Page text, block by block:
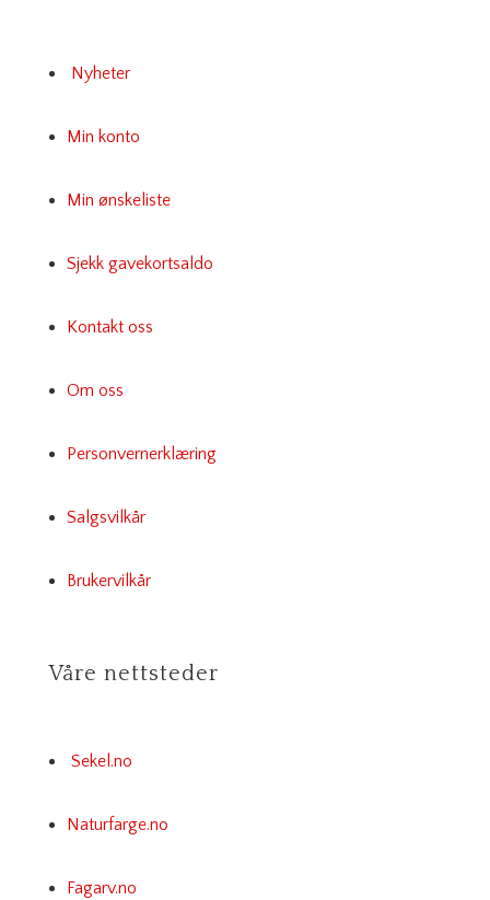
Nyheter
Min konto
Min ønskeliste
Sjekk gavekortsaldo
Kontakt oss
Om oss
Personvernerklæring
Salgsvilkår
Brukervilkår
Våre nettsteder
Sekel.no
Naturfarge.no
Fagarv.no